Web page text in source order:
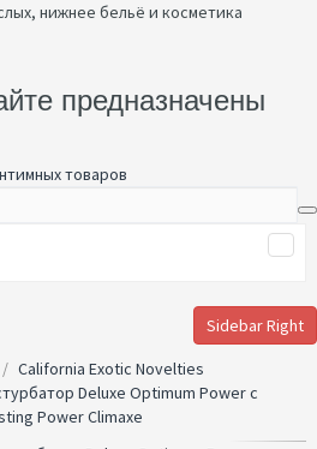
нижнее бельё и косметика
предназначены
Sidebar Right
California Exotic Novelties
Deluxe Optimum Power с
Power Climaxe